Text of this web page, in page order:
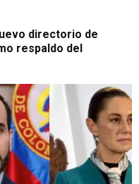
directorio de
respaldo del